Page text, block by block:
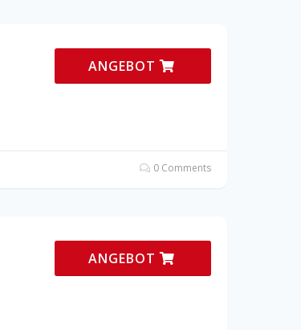
ANGEBOT
0 Comments
ANGEBOT